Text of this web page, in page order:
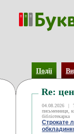
Події
Re:
04.08.2026 |
письменниця,
бібліотекарка
Строкате